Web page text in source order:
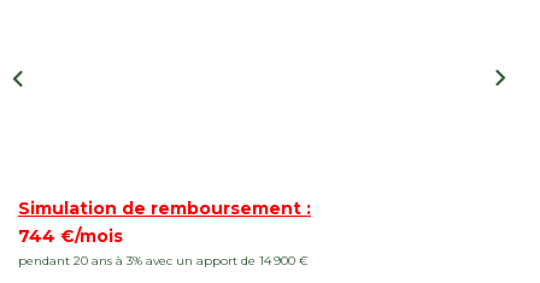
Simulation de remboursement :
744 €/mois
pendant 20 ans à 3% avec un apport de 14 900 €